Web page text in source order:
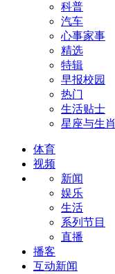
科普
汽车
心事家事
精选
特辑
早报校园
热门
生活贴士
星座与生肖
体育
视频
新闻
娱乐
生活
系列节目
直播
播客
互动新闻